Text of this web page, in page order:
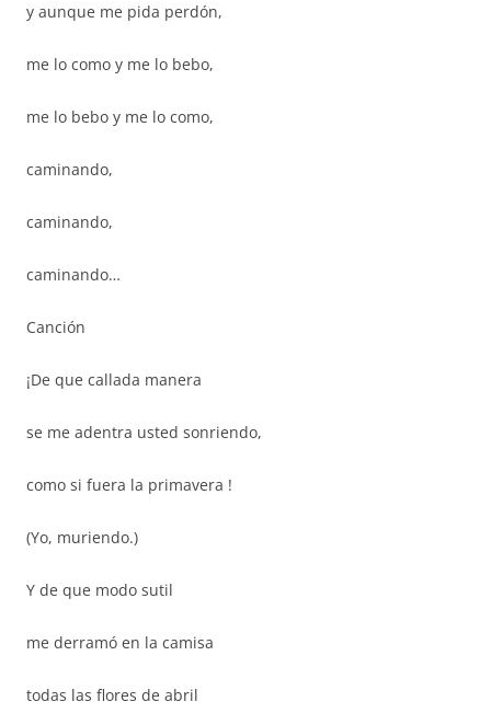
y aunque me pida perdón,
me lo como y me lo bebo,
me lo bebo y me lo como,
caminando,
caminando,
caminando…
Canción
¡De que callada manera
se me adentra usted sonriendo,
como si fuera la primavera !
(Yo, muriendo.)
Y de que modo sutil
me derramó en la camisa
todas las flores de abril